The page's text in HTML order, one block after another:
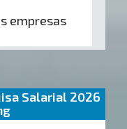
empresas
Salarial 2026